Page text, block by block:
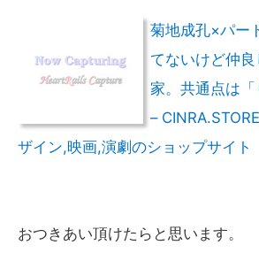
菊地成孔×パー
てないけど仲
家。共通点は
–
ザイン,映画,演劇のショップサイト
おつきあい頂けたらと思います。